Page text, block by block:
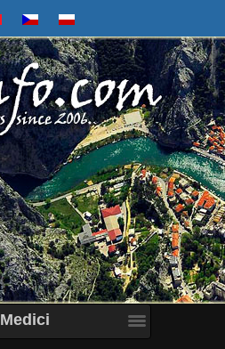
Medici